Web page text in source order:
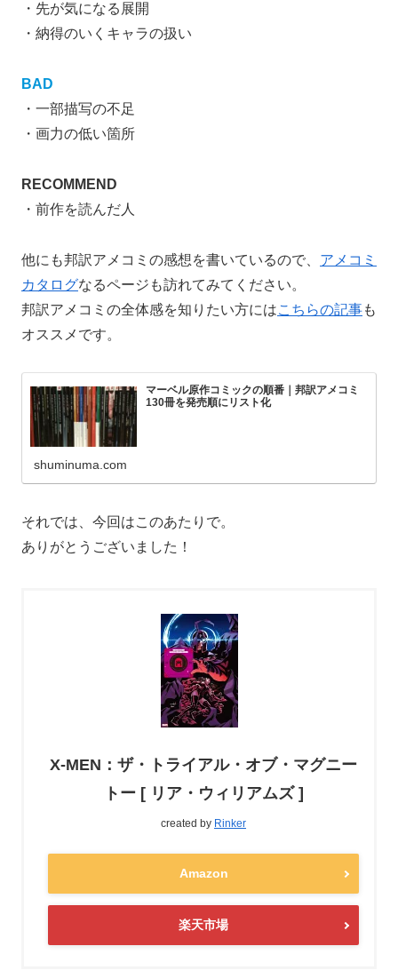
・先が気になる展開
・納得のいくキャラの扱い
BAD
・一部描写の不足
・画力の低い箇所
RECOMMEND
・前作を読んだ人
他にも邦訳アメコミの感想を書いているので、 アメコミ
カタログなるページも訪れてみてください。
邦訳アメコミの全体感を知りたい方にはこちらの記事も
オススメです。
マーベル原作コミックの順番｜邦訳アメコミ
130冊を発売順にリスト化
shuminuma.com
それでは、今回はこのあたりで。
ありがとうございました！
X-MEN：ザ・トライアル・オブ・マグニー
トー [ リア・ウィリアムズ ]
created by Rinker
Amazon
楽天市場